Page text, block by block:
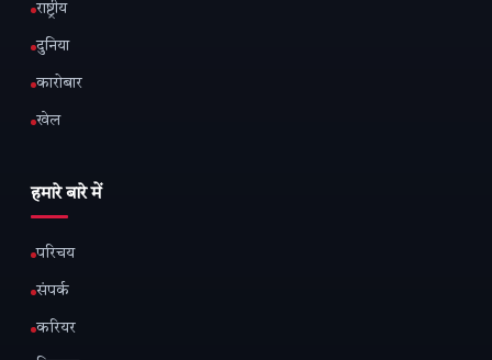
राष्ट्रीय
दुनिया
कारोबार
खेल
हमारे बारे में
परिचय
संपर्क
करियर